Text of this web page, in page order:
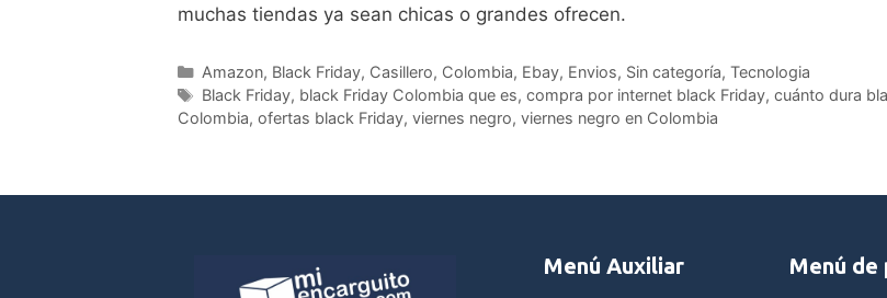
muchas tiendas ya sean chicas o grandes ofrecen.
Amazon, Black Friday, Casillero, Colombia, Ebay, Envios, Sin categoría, Tecnologia
Black Friday, black Friday Colombia que es, compra por internet black Friday, cuánto dura
Colombia, ofertas black Friday, viernes negro, viernes negro en Colombia
Menú Auxiliar Menú de